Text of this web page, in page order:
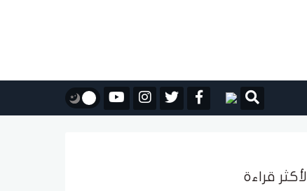
الأكثر قراءة